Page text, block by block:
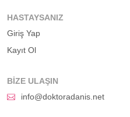
HASTAYSANIZ
Giriş Yap
Kayıt Ol
BIZE ULAŞIN
info@doktoradanis.net